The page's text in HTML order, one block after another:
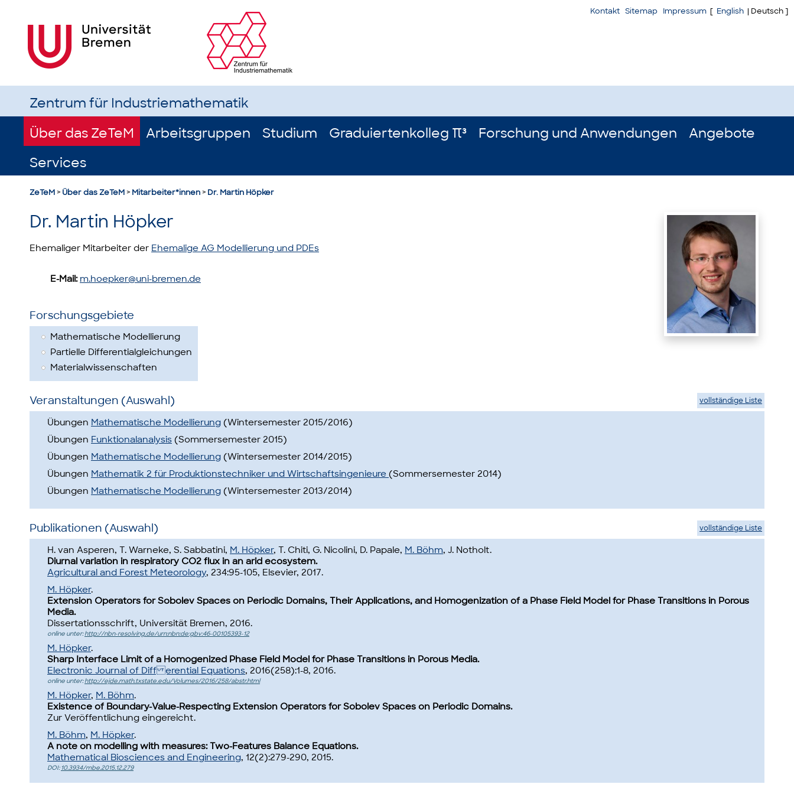
Zentrum für Industriemathematik
Über das ZeTeM
Arbeitsgruppen Studium Graduiertenkolleg π³ Forschung und Anwendungen
Angebote
Services
ZeTeM> Über das ZeTeM> Mitarbeiter*innen> Dr. Martin Höpker
Kontakt Sitemap Impressum [ English | Deutsch ]
Dr. Martin Höpker
Ehemaliger Mitarbeiter der Ehemalige AG Modellierung und PDEs
E-Mail: m.hoepker@uni-bremen.de
Forschungsgebiete
Mathematische Modellierung
Partielle Differentialgleichungen
Materialwissenschaften
Veranstaltungen (Auswahl) vollständige Liste
Übungen Mathematische Modellierung (Wintersemester 2015/2016)
Übungen Funktionalanalysis (Sommersemester 2015)
Übungen Mathematische Modellierung (Wintersemester 2014/2015)
Übungen Mathematik 2 für Produktionstechniker und Wirtschaftsingenieure (Sommersemester 2014)
Übungen Mathematische Modellierung (Wintersemester 2013/2014)
Publikationen (Auswahl) vollständige Liste
H. van Asperen, T. Warneke, S. Sabbatini, M. Höpker, T. Chiti, G. Nicolini, D. Papale, M. Böhm, J. Notholt.
Diurnal variation in respiratory CO2 flux in an arid ecosystem.
Agricultural and Forest Meteorology, 234:95-105, Elsevier, 2017.
M. Höpker.
Extension Operators for Sobolev Spaces on Periodic Domains, Their Applications, and Homogenization of a Phase Field Model for Phase Transitions in Porous
Media.
Dissertationsschrift, Universität Bremen, 2016.
online unter:http://nbn-resolving.de/urn:nbn:de:gbv:46-00105393-12
M. Höpker.
Sharp Interface Limit of a Homogenized Phase Field Model for Phase Transitions in Porous Media.
Electronic Journal of Diff erential Equations, 2016(258):1-8, 2016.
online unter:http://ejde.math.txstate.edu/Volumes/2016/258/abstr.html
M. Höpker, M. Böhm.
Existence of Boundary-Value-Respecting Extension Operators for Sobolev Spaces on Periodic Domains.
Zur Veröffentlichung eingereicht.
M. Böhm, M. Höpker.
A note on modelling with measures: Two-Features Balance Equations.
Mathematical Biosciences and Engineering, 12(2):279-290, 2015.
DOI: 10.3934/mbe.2015.12.279